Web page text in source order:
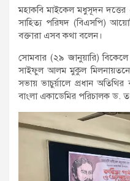
মহাকবি মাইকেল মধুসূদন দত্তের
সাহিত্য পরিষদ (বিএসপি)
বক্তারা এসব কথা বলেন।
সোমবার (২৯ জানুয়ারি)
সাইফুল আলম মুকুল
সভায় ভাচুর্য়ালে প্রধান
বাংলা একাডেমির পরিচালক ড.